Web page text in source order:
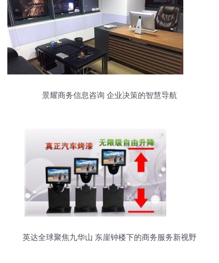
景耀商务信息咨询 企业决策的智慧导航
英达全球聚焦九华山 东崖钟楼下的商务服务新视野